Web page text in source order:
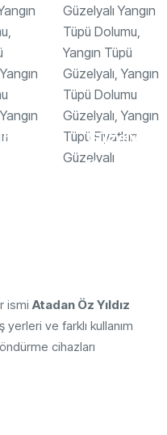
Güzelyalı
Yangın
ismiAtadan Öz Yıldız
ve farklı kullanım
cihazları